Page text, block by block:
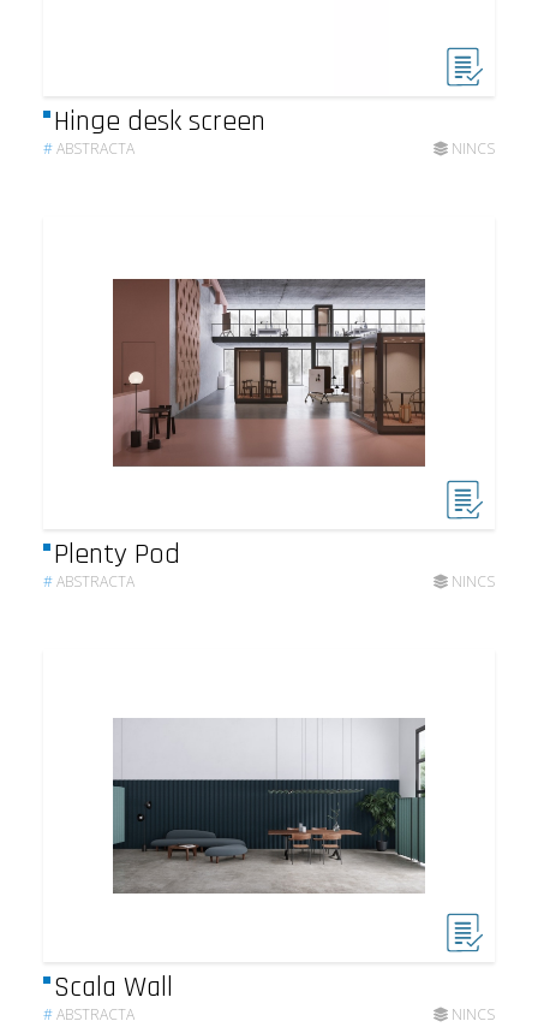
Hinge desk screen
#ABSTRACTA NINCS
Plenty Pod
#ABSTRACTA NINCS
Scala Wall
#ABSTRACTA NINCS